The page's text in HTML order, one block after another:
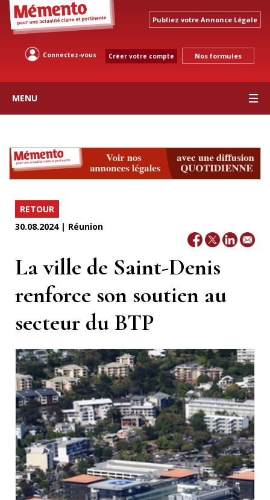
Publiez votre Annonce Légale
Connectez-vous Créer votre compte Nos formules
MENU
RETOUR
30.08.2024 | Réunion
La ville de Saint-Denis
renforce son soutien au
secteur du BTP